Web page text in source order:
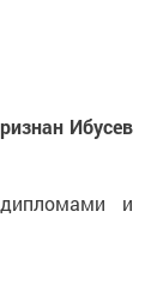
Ибусев
и